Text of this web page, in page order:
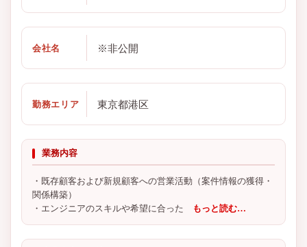
会社名 ※非公開
勤務エリア 東京都港区
業務内容
・既存顧客および新規顧客への営業活動（案件情報の獲得・
関係構築）
・エンジニアのスキルや希望に合った もっと読む…